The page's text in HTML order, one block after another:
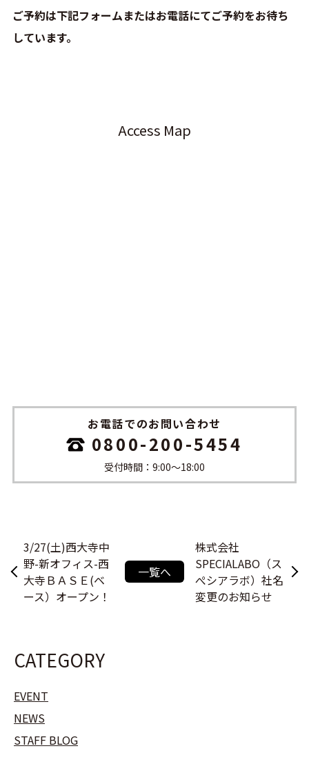
ご予約は下記フォームまたはお電話にてご予約をお待ち
しています。
Access Map
お電話でのお問い合わせ
0800-200-5454
受付時間：9:00〜18:00
3/27(土)西大寺中
野-新オフィス-西
大寺ＢＡＳＥ(ベ
ース）オープン！
一覧へ
株式会社
SPECIALABO（ス
ぺシアラボ）社名
変更のお知らせ
CATEGORY
EVENT
NEWS
STAFF BLOG